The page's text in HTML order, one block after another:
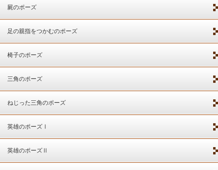
屍のポーズ
足の親指をつかむのポーズ
椅子のポーズ
三角のポーズ
ねじった三角のポーズ
英雄のポーズⅠ
英雄のポーズⅡ